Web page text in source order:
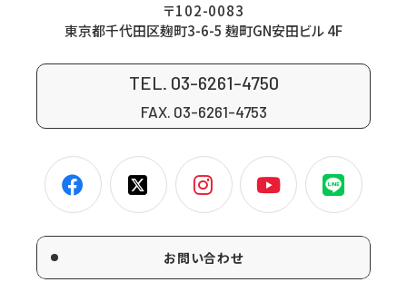
〒102-0083
東京都千代田区麹町3-6-5 麹町GN安田ビル 4F
TEL. 03-6261-4750
FAX. 03-6261-4753
お問い合わせ